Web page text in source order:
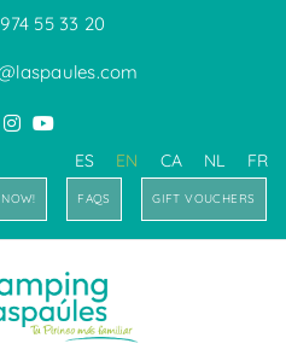
55 33 20
ES EN CA NL FR
FAQS GIFT VOUCHERS